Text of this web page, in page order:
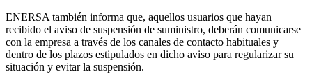
ENERSA también informa que, aquellos usuarios que hayan
recibido el aviso de suspensión de suministro, deberán comunicarse
con la empresa a través de los canales de contacto habituales y
dentro de los plazos estipulados en dicho aviso para regularizar su
situación y evitar la suspensión.